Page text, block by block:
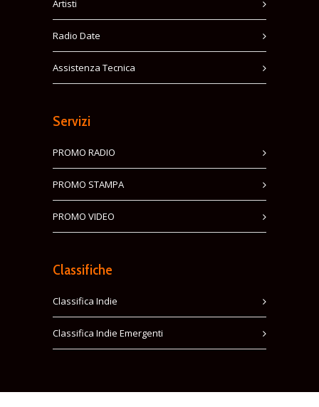
Artisti
Radio Date
Assistenza Tecnica
Servizi
PROMO RADIO
PROMO STAMPA
PROMO VIDEO
Classifiche
Classifica Indie
Classifica Indie Emergenti